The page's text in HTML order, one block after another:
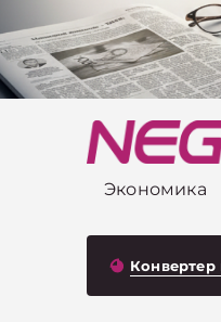
Экономика
Конвертер